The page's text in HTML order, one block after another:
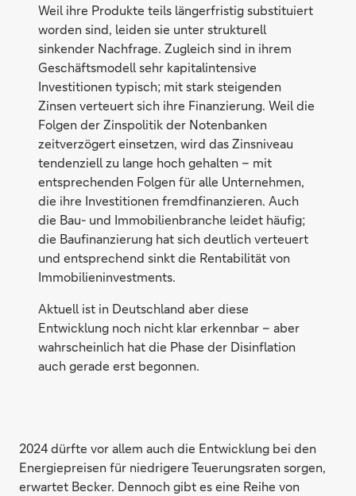
Weil ihre Produkte teils längerfristig substituiert
worden sind, leiden sie unter strukturell
sinkender Nachfrage. Zugleich sind in ihrem
Geschäftsmodell sehr kapitalintensive
Investitionen typisch; mit stark steigenden
Zinsen verteuert sich ihre Finanzierung. Weil die
Folgen der Zinspolitik der Notenbanken
zeitverzögert einsetzen, wird das Zinsniveau
tendenziell zu lange hoch gehalten – mit
entsprechenden Folgen für alle Unternehmen,
die ihre Investitionen fremdfinanzieren. Auch
die Bau- und Immobilienbranche leidet häufig;
die Baufinanzierung hat sich deutlich verteuert
und entsprechend sinkt die Rentabilität von
Immobilieninvestments.
Aktuell ist in Deutschland aber diese
Entwicklung noch nicht klar erkennbar – aber
wahrscheinlich hat die Phase der Disinflation
auch gerade erst begonnen.
2024 dürfte vor allem auch die Entwicklung bei den
Energiepreisen für niedrigere Teuerungsraten sorgen,
erwartet Becker. Dennoch gibt es eine Reihe von